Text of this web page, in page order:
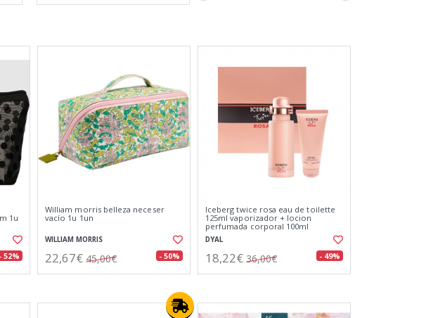
1u
- 52%
William morris belleza neceser
vacío 1u 1un
WILLIAM MORRIS
22,67€ 45,00€ - 50%
Iceberg twice rosa eau de toilette
125ml vaporizador + locion
perfumada corporal 100ml
DYAL
18,22€ 36,00€ - 49%